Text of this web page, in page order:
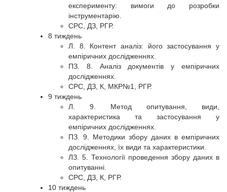
експерименту: вимоги до розробки
інструментарію.
СРС, ДЗ, РГР.
8 тиждень
Л. 8. Контент аналіз: його застосування у
емпіричних дослідженнях.
ПЗ. 8. Аналіз документів у емпіричних
дослідженнях.
СРС, ДЗ, К, МКР№1, РГР.
9 тиждень
Л. 9. Метод опитування, види,
характеристика та застосування у
емпіричних дослідженнях.
ПЗ. 9. Методики збору даних в емпіричних
дослідженнях, їх види та характеристики.
ЛЗ. 5. Технології проведення збору даних в
опитуванні.
СРС, ДЗ, К, РГР.
10 тиждень